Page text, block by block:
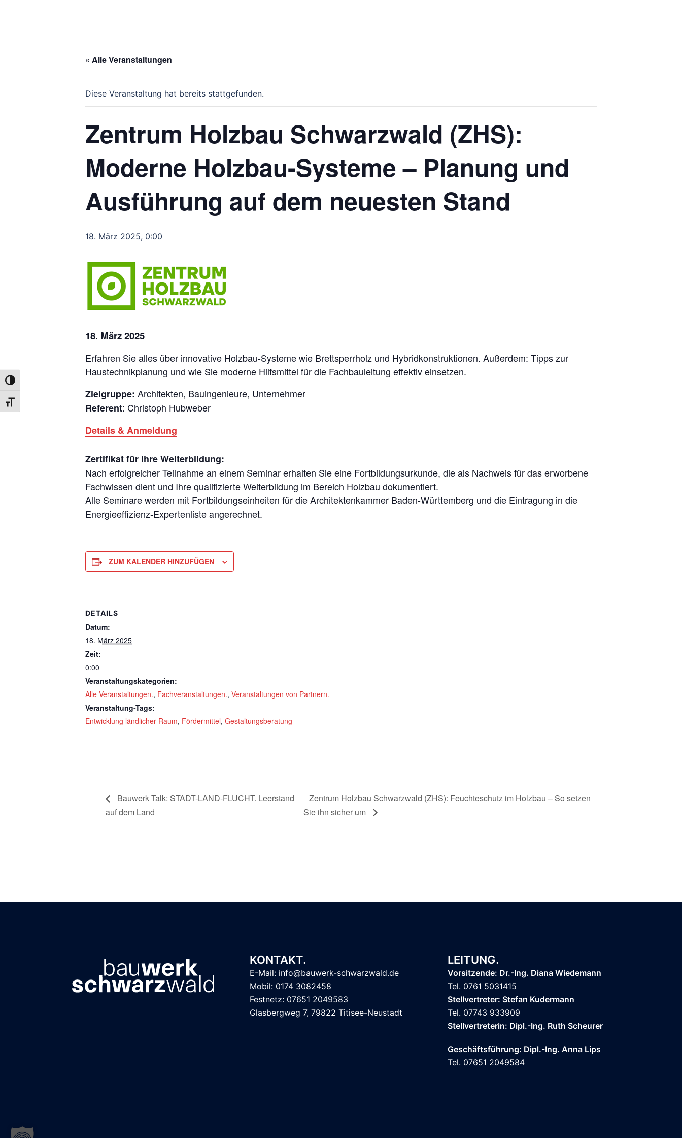
UMSCHALTEN AUF HOHE KONTRASTE
SCHRIFT VERGRÖSSERN
« Alle Veranstaltungen
Diese Veranstaltung hat bereits stattgefunden.
Zentrum Holzbau Schwarzwald (ZHS):
Moderne Holzbau-Systeme – Planung und
Ausführung auf dem neuesten Stand
18. März 2025, 0:00
18. März 2025
Erfahren Sie alles über innovative Holzbau-Systeme wie Brettsperrholz und Hybridkonstruktionen. Außerdem: Tipps zur
Haustechnikplanung und wie Sie moderne Hilfsmittel für die Fachbauleitung effektiv einsetzen.
Zielgruppe: Architekten, Bauingenieure, Unternehmer
Referent: Christoph Hubweber
Details & Anmeldung
Zertifikat für Ihre Weiterbildung:
Nach erfolgreicher Teilnahme an einem Seminar erhalten Sie eine Fortbildungsurkunde, die als Nachweis für das erworbene
Fachwissen dient und Ihre qualifizierte Weiterbildung im Bereich Holzbau dokumentiert.
Alle Seminare werden mit Fortbildungseinheiten für die Architektenkammer Baden-Württemberg und die Eintragung in die
Energieeffizienz-Expertenliste angerechnet.
ZUM KALENDER HINZUFÜGEN
DETAILS
Datum:
18. März 2025
Zeit:
0:00
Veranstaltungskategorien:
Alle Veranstaltungen., Fachveranstaltungen., Veranstaltungen von Partnern.
Veranstaltung-Tags:
Entwicklung ländlicher Raum, Fördermittel, Gestaltungsberatung
Bauwerk Talk: STADT-LAND-FLUCHT. Leerstand
auf dem Land
Zentrum Holzbau Schwarzwald (ZHS): Feuchteschutz im Holzbau – So setzen
Sie ihn sicher um
KONTAKT.
E-Mail: info@bauwerk-schwarzwald.de
Mobil: 0174 3082458
Festnetz: 07651 2049583
Glasbergweg 7, 79822 Titisee-Neustadt
LEITUNG.
Vorsitzende: Dr.-Ing. Diana Wiedemann
Tel. 0761 5031415
Stellvertreter: Stefan Kudermann
Tel. 07743 933909
Stellvertreterin: Dipl.-Ing. Ruth Scheurer
Geschäftsführung: Dipl.-Ing. Anna Lips
Tel. 07651 2049584